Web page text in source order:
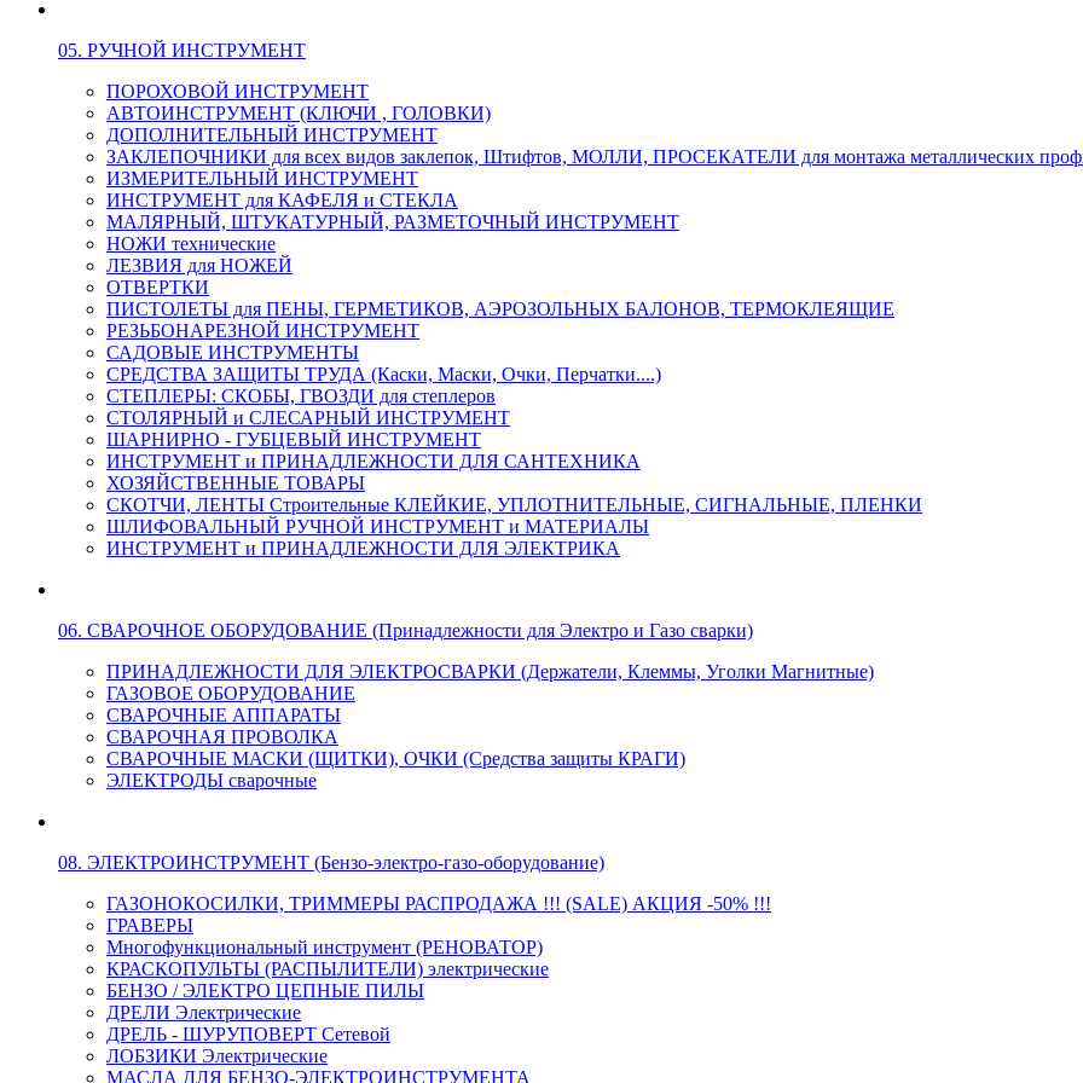
05. РУЧНОЙ ИНСТРУМЕНТ
ПОРОХОВОЙ ИНСТРУМЕНТ
АВТОИНСТРУМЕНТ (КЛЮЧИ , ГОЛОВКИ)
ДОПОЛНИТЕЛЬНЫЙ ИНСТРУМЕНТ
ЗАКЛЕПОЧНИКИ для всех видов заклепок, Штифтов, МОЛЛИ, ПРОСЕКАТЕЛИ для монтажа металлических
ИЗМЕРИТЕЛЬНЫЙ ИНСТРУМЕНТ
ИНСТРУМЕНТ для КАФЕЛЯ и СТЕКЛА
МАЛЯРНЫЙ, ШТУКАТУРНЫЙ, РАЗМЕТОЧНЫЙ ИНСТРУМЕНТ
НОЖИ технические
ЛЕЗВИЯ для НОЖЕЙ
ОТВЕРТКИ
ПИСТОЛЕТЫ для ПЕНЫ, ГЕРМЕТИКОВ, АЭРОЗОЛЬНЫХ БАЛОНОВ, ТЕРМОКЛЕЯЩИЕ
РЕЗЬБОНАРЕЗНОЙ ИНСТРУМЕНТ
САДОВЫЕ ИНСТРУМЕНТЫ
СРЕДСТВА ЗАЩИТЫ ТРУДА (Каски, Маски, Очки, Перчатки....)
СТЕПЛЕРЫ: СКОБЫ, ГВОЗДИ для степлеров
СТОЛЯРНЫЙ и СЛЕСАРНЫЙ ИНСТРУМЕНТ
ШАРНИРНО - ГУБЦЕВЫЙ ИНСТРУМЕНТ
ИНСТРУМЕНТ и ПРИНАДЛЕЖНОСТИ ДЛЯ САНТЕХНИКА
ХОЗЯЙСТВЕННЫЕ ТОВАРЫ
СКОТЧИ, ЛЕНТЫ Строительные КЛЕЙКИЕ, УПЛОТНИТЕЛЬНЫЕ, СИГНАЛЬНЫЕ, ПЛЕНКИ
ШЛИФОВАЛЬНЫЙ РУЧНОЙ ИНСТРУМЕНТ и МАТЕРИАЛЫ
ИНСТРУМЕНТ и ПРИНАДЛЕЖНОСТИ ДЛЯ ЭЛЕКТРИКА
06. СВАРОЧНОЕ ОБОРУДОВАНИЕ (Принадлежности для Электро и Газо сварки)
ПРИНАДЛЕЖНОСТИ ДЛЯ ЭЛЕКТРОСВАРКИ (Держатели, Клеммы, Уголки Магнитные)
ГАЗОВОЕ ОБОРУДОВАНИЕ
СВАРОЧНЫЕ АППАРАТЫ
СВАРОЧНАЯ ПРОВОЛКА
СВАРОЧНЫЕ МАСКИ (ЩИТКИ), ОЧКИ (Средства защиты КРАГИ)
ЭЛЕКТРОДЫ сварочные
08. ЭЛЕКТРОИНСТРУМЕНТ (Бензо-электро-газо-оборудование)
ГАЗОНОКОСИЛКИ, ТРИММЕРЫ РАСПРОДАЖА !!! (SALE) АКЦИЯ -50% !!!
ГРАВЕРЫ
Многофункциональный инструмент (РЕНОВАТОР)
КРАСКОПУЛЬТЫ (РАСПЫЛИТЕЛИ) электрические
БЕНЗО / ЭЛЕКТРО ЦЕПНЫЕ ПИЛЫ
ДРЕЛИ Электрические
ДРЕЛЬ - ШУРУПОВЕРТ Сетевой
ЛОБЗИКИ Электрические
МАСЛА ДЛЯ БЕНЗО-ЭЛЕКТРОИНСТРУМЕНТА